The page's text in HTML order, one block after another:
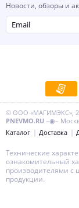
Новости, обзоры и
© ООО «МАГИМЭКС»,
PNEVMO.RU –◉–
Каталог
Доставка
Технические
ознакомительный
производителями с
продукции.